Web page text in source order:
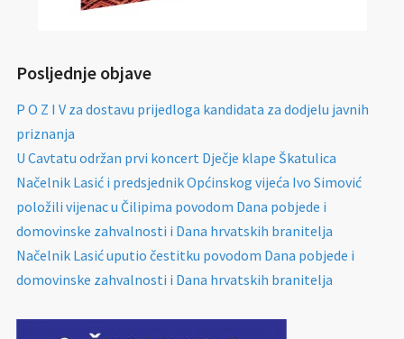
Posljednje objave
P O Z I V za dostavu prijedloga kandidata za dodjelu javnih
priznanja
U Cavtatu održan prvi koncert Dječje klape Škatulica
Načelnik Lasić i predsjednik Općinskog vijeća Ivo Simović
položili vijenac u Čilipima povodom Dana pobjede i
domovinske zahvalnosti i Dana hrvatskih branitelja
Načelnik Lasić uputio čestitku povodom Dana pobjede i
domovinske zahvalnosti i Dana hrvatskih branitelja